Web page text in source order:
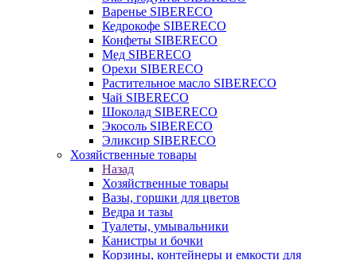
Варенье SIBERECO
Кедрокофе SIBERECO
Конфеты SIBERECO
Мед SIBERECO
Орехи SIBERECO
Растительное масло SIBERECO
Чай SIBERECO
Шоколад SIBERECO
Экосоль SIBERECO
Эликсир SIBERECO
Хозяйственные товары
Назад
Хозяйственные товары
Вазы, горшки для цветов
Ведра и тазы
Туалеты, умывальники
Канистры и бочки
Корзины, контейнеры и емкости для